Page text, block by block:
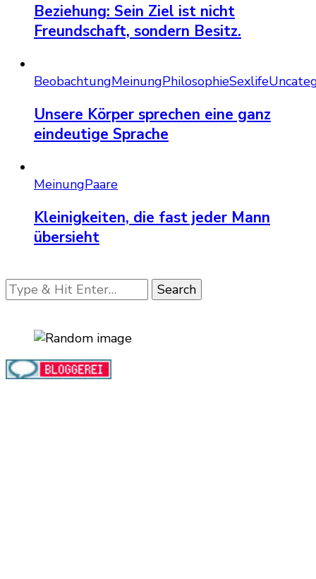
Beziehung: Sein Ziel ist nicht
Freundschaft, sondern Besitz.
BeobachtungMeinungPhilosophieSexlife
Unsere Körper sprechen eine ganz
eindeutige Sprache
MeinungPaare
Kleinigkeiten, die fast jeder Mann
übersieht
Looking
for